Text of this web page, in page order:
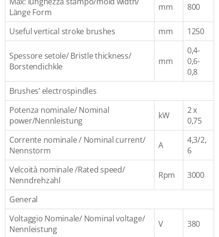
Länge Form
mm 800
Useful vertical stroke brushes mm 1250
Spessore setole/ Bristle thickness/
Borstendichkle
mm
0,4-
0,6-
0,8
Brushes’ electrospindles
Potenza nominale/ Nominal
power/Nennleistung
kW
2 x
0,75
Corrente nominale / Nominal current/
Nennstorm
A
4,3/2,
6
Velcoità nominale /Rated speed/
Nenndrehzahl
Rpm 3000
General
Voltaggio Nominale/ Nominal voltage/
Nennleistung
V 380